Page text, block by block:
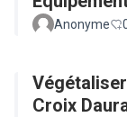
Anonyme
Croix